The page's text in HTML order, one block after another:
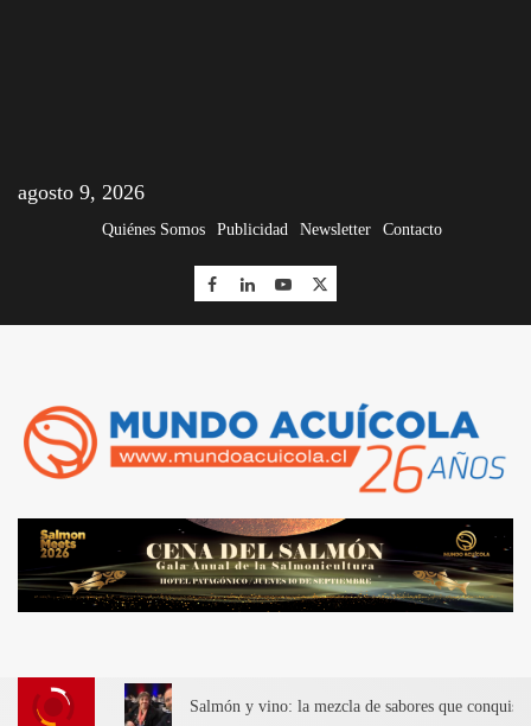
agosto 9, 2026
Quiénes Somos Publicidad Newsletter Contacto
Salmón y vino: la mezcla de sabores que